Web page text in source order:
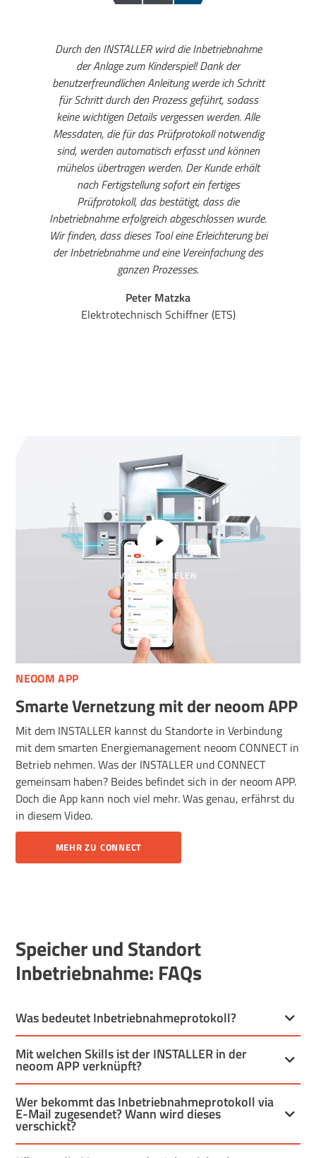
Durch den INSTALLER wird die Inbetriebnahme
der Anlage zum Kinderspiel! Dank der
benutzerfreundlichen Anleitung werde ich Schritt
für Schritt durch den Prozess geführt, sodass
keine wichtigen Details vergessen werden. Alle
Messdaten, die für das Prüfprotokoll notwendig
sind, werden automatisch erfasst und können
mühelos übertragen werden. Der Kunde erhält
nach Fertigstellung sofort ein fertiges
Prüfprotokoll, das bestätigt, dass die
Inbetriebnahme erfolgreich abgeschlossen wurde.
Wir finden, dass dieses Tool eine Erleichterung bei
der Inbetriebnahme und eine Vereinfachung des
ganzen Prozesses.
Peter Matzka
Elektrotechnisch Schiffner (ETS)
VIDEO ABSPIELEN
NEOOM APP
Smarte Vernetzung mit der neoom APP
Mit dem INSTALLER kannst du Standorte in Verbindung
mit dem smarten Energiemanagement neoom CONNECT in
Betrieb nehmen. Was der INSTALLER und CONNECT
gemeinsam haben? Beides befindet sich in der neoom APP.
Doch die App kann noch viel mehr. Was genau, erfährst du
in diesem Video.
MEHR ZU CONNECT
Speicher und Standort
Inbetriebnahme: FAQs
Was bedeutet Inbetriebnahmeprotokoll?
Mit welchen Skills ist der INSTALLER in der
neoom APP verknüpft?
Wer bekommt das Inbetriebnahmeprotokoll via
E-Mail zugesendet? Wann wird dieses
verschickt?